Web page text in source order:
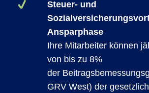
Steuer- und
Ansparphase
Ihre Mitarbeiter können
von bis zu 8%
der
GRV West) der